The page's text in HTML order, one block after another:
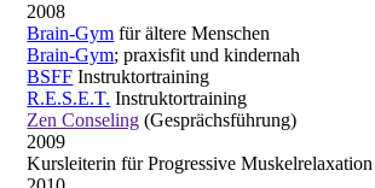
2008
Brain-Gym für ältere Menschen
Brain-Gym; praxisfit und kindernah
BSFF Instruktortraining
R.E.S.E.T. Instruktortraining
Zen Conseling (Gesprächsführung)
2009
Kursleiterin für Progressive Muskelrelaxation